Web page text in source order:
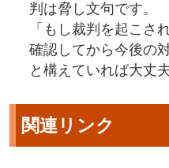
判は脅し文句です。
「もし裁判を起こさ
確認してから今後の
と構えていれば大丈
関連リンク